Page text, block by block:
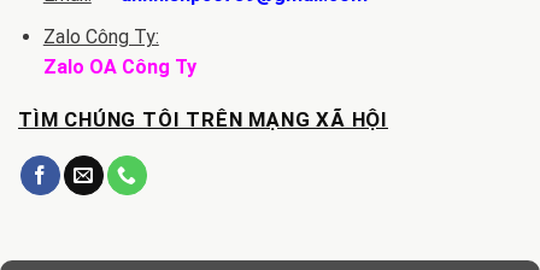
Zalo Công Ty:
Zalo OA Công Ty
TÌM CHÚNG TÔI TRÊN MẠNG XÃ HỘI